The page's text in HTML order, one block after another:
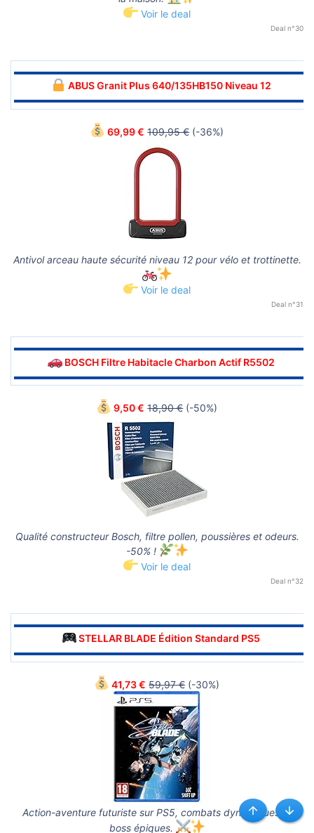
Voir le deal
Deal n°30
▬▬▬▬▬▬▬▬▬▬▬▬▬▬▬▬▬▬▬▬▬▬▬▬▬▬▬▬▬▬
ABUS Granit Plus 640/135HB150 Niveau 12
▬▬▬▬▬▬▬▬▬▬▬▬▬▬▬▬▬▬▬▬▬▬▬▬▬▬▬▬▬▬
69,99 € 109,95 €(-36%)
Antivol arceau haute sécurité niveau 12 pour vélo et trottinette.
Voir le deal
Deal n°31
▬▬▬▬▬▬▬▬▬▬▬▬▬▬▬▬▬▬▬▬▬▬▬▬▬▬▬▬▬▬
BOSCH Filtre Habitacle Charbon Actif R5502
▬▬▬▬▬▬▬▬▬▬▬▬▬▬▬▬▬▬▬▬▬▬▬▬▬▬▬▬▬▬
9,50 € 18,90 €(-50%)
Qualité constructeur Bosch, filtre pollen, poussières et odeurs.
-50% !
Voir le deal
Deal n°32
▬▬▬▬▬▬▬▬▬▬▬▬▬▬▬▬▬▬▬▬▬▬▬▬▬▬▬▬▬▬
STELLAR BLADE Édition Standard PS5
▬▬▬▬▬▬▬▬▬▬▬▬▬▬▬▬▬▬▬▬▬▬▬▬▬▬▬▬▬▬
41,73 € 59,97 €(-30%)
Action-aventure futuriste sur PS5, combats dynamiques et
boss épiques.
Haut Bas